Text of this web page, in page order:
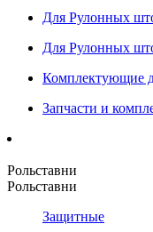
Для Рулонных
Для Рулонных
Комплектующие
Запчасти и
Рольставни
Рольставни
Защитные